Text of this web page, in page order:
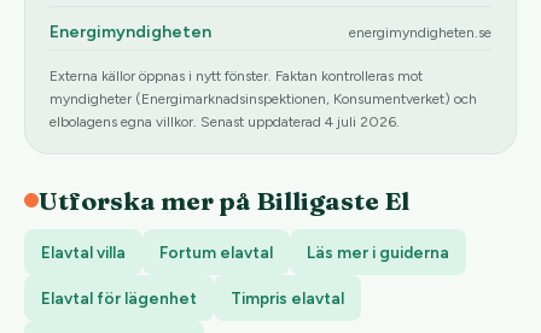
Energimyndigheten energimyndigheten.se
Externa källor öppnas i nytt fönster. Faktan kontrolleras mot
myndigheter (Energimarknadsinspektionen, Konsumentverket) och
elbolagens egna villkor. Senast uppdaterad 4 juli 2026.
Utforska mer på Billigaste El
Elavtal villa Fortum elavtal Läs mer i guiderna
Elavtal för lägenhet Timpris elavtal